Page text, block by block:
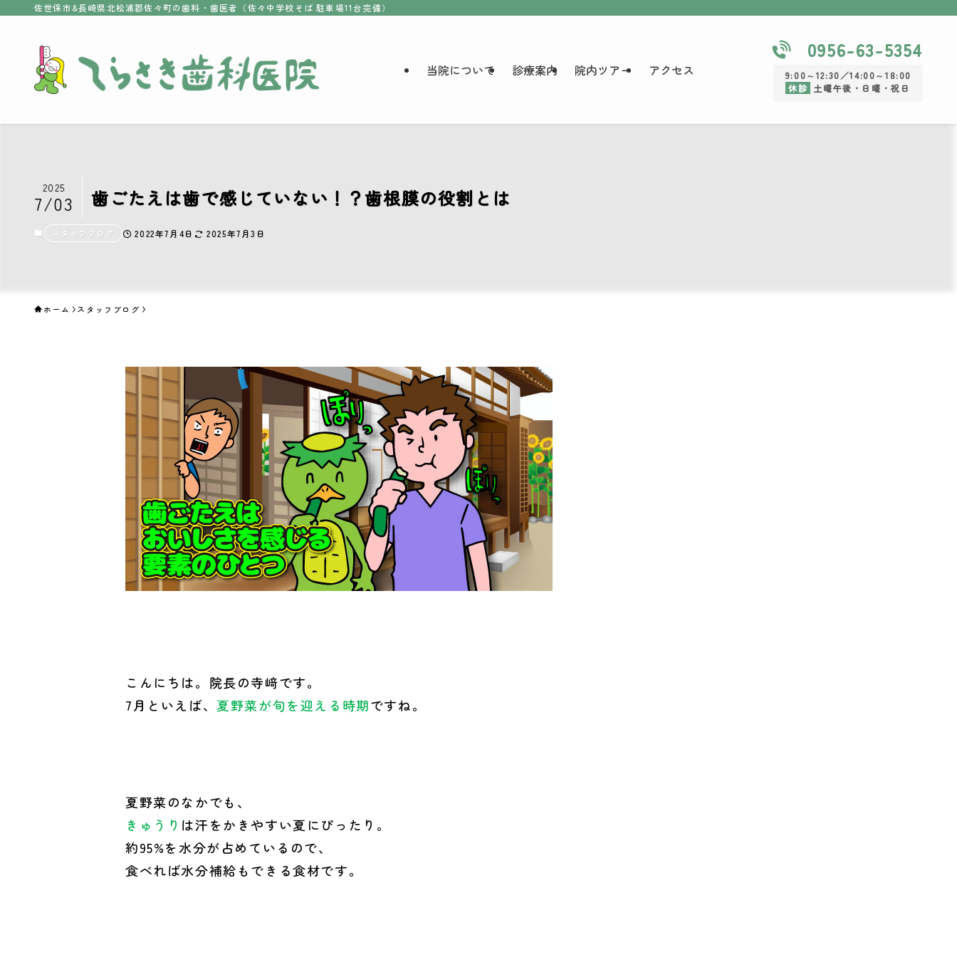
佐世保市&長崎県北松浦郡佐々町の歯科・歯医者（佐々中学校そば 駐車場11台完備）
当院について 診療案内 院内ツアー アクセス
0956-63-5354
9:00～12:30／14:00～18:00
休診 土曜午後・日曜・祝日
歯ごたえは歯で感じていない！？歯根膜の役割とは
2025
7/03
スタッフブログ 2022年7月4日 2025年7月3日
ホーム スタッフブログ
こんにちは。院長の寺﨑です。
7月といえば、 夏野菜が旬を迎える時期ですね。
夏野菜のなかでも、
きゅうり は汗をかきやすい夏にぴったり。
約95%を水分が占めているので、
食べれば水分補給もできる食材です。